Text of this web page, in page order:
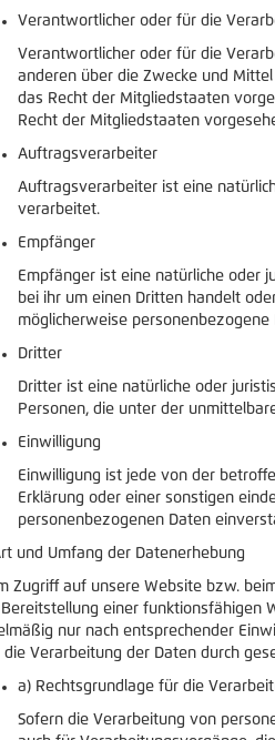
Verantwortlicher oder für die
Verantwortlicher oder für die
anderen über die Zwecke und
das Recht der Mitgliedstaaten
Recht der Mitgliedstaaten
Auftragsverarbeiter
Auftragsverarbeiter ist eine
verarbeitet.
Empfänger
Empfänger ist eine natürliche oder
bei ihr um einen Dritten handelt
möglicherweise
Dritter
Dritter ist eine natürliche oder
Personen, die unter der
Einwilligung
Einwilligung ist jede von der
Erklärung oder einer sonstigen
personenbezogenen Daten
und Umfang der Datenerhebung
Zugriff auf unsere Website bzw.
einer funktionsfähigen
nur nach entsprechender
die Verarbeitung der Daten durch
a) Rechtsgrundlage für die
Sofern die Verarbeitung von